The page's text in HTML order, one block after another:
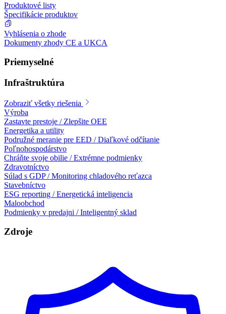
Produktové listy
Špecifikácie produktov
Vyhlásenia o zhode
Dokumenty zhody CE a UKCA
Priemyselné
Infraštruktúra
Zobraziť všetky riešenia
Výroba
Zastavte prestoje / Zlepšite OEE
Energetika a utility
Podružné meranie pre EED / Diaľkové odčítanie
Poľnohospodárstvo
Chráňte svoje obilie / Extrémne podmienky
Zdravotníctvo
Súlad s GDP / Monitoring chladového reťazca
Stavebníctvo
ESG reporting / Energetická inteligencia
Maloobchod
Podmienky v predajni / Inteligentný sklad
Zdroje